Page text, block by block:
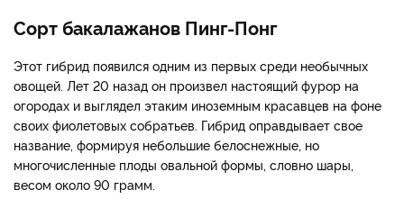
Сорт бакалажанов Пинг-Понг
Этот гибрид появился одним из первых среди необычных
овощей. Лет 20 назад он произвел настоящий фурор на
огородах и выглядел этаким иноземным красавцев на фоне
своих фиолетовых собратьев. Гибрид оправдывает свое
название, формируя небольшие белоснежные, но
многочисленные плоды овальной формы, словно шары,
весом около 90 грамм.